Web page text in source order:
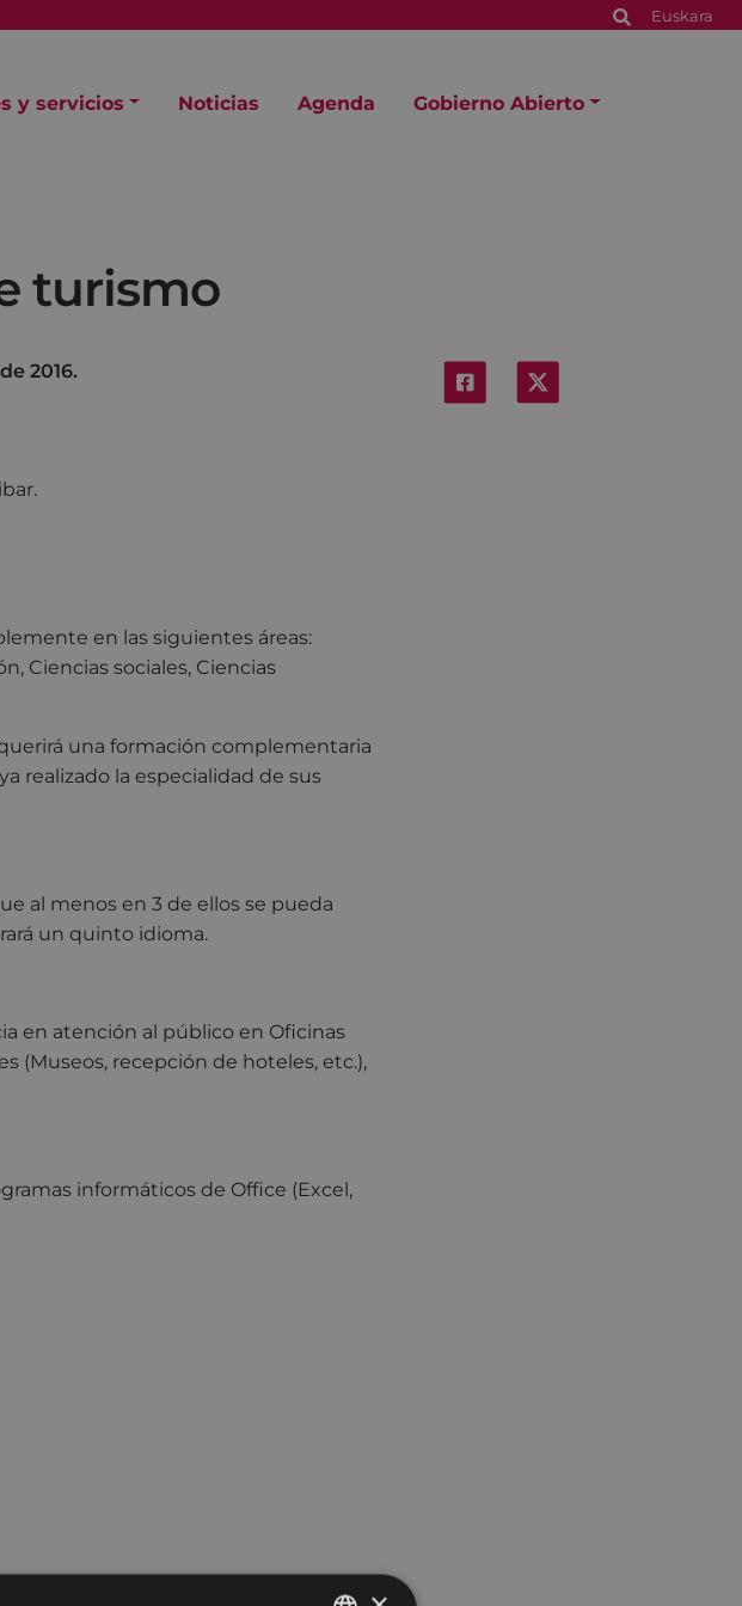
Euskara
y servicios Noticias Agenda Gobierno Abierto
turismo
2016.
en las siguientes áreas:
Ciencias sociales, Ciencias
una formación complementaria
realizado la especialidad de sus
al menos en 3 de ellos se pueda
un quinto idioma.
en atención al público en Oficinas
(Museos, recepción de hoteles, etc.),
informáticos de Office (Excel,